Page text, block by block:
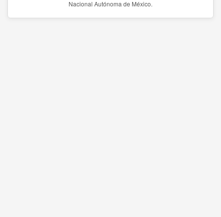
Nacional Autónoma de México.